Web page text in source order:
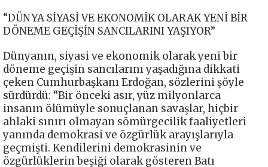
“DÜNYA SİYASİ VE EKONOMİK OLARAK YENİ BİR
DÖNEME GEÇİŞİN SANCILARINI YAŞIYOR”
Dünyanın, siyasi ve ekonomik olarak yeni bir
döneme geçişin sancılarını yaşadığına dikkati
çeken Cumhurbaşkanı Erdoğan, sözlerini şöyle
sürdürdü: “Bir önceki asır, yüz milyonlarca
insanın ölümüyle sonuçlanan savaşlar, hiçbir
ahlaki sınırı olmayan sömürgecilik faaliyetleri
yanında demokrasi ve özgürlük arayışlarıyla
geçmişti. Kendilerini demokrasinin ve
özgürlüklerin beşiği olarak gösteren Batı